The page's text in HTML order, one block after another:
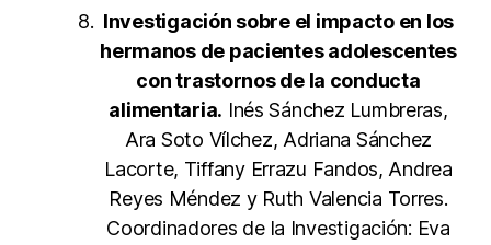
Investigación sobre el impacto en los
hermanos de pacientes adolescentes
con trastornos de la conducta
alimentaria. Inés Sánchez Lumbreras,
Ara Soto Vílchez, Adriana Sánchez
Lacorte, Tiffany Errazu Fandos, Andrea
Reyes Méndez y Ruth Valencia Torres.
Coordinadores de la Investigación: Eva